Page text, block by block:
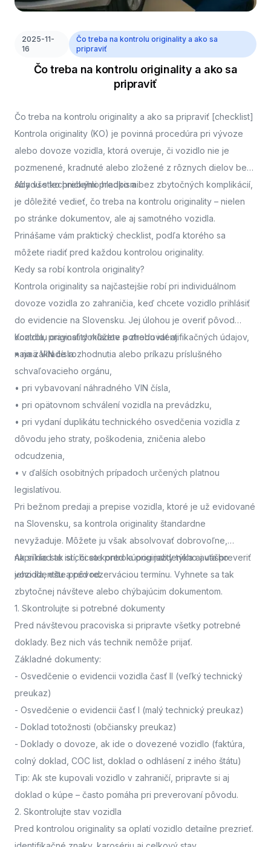
2025-11-
16
Čo treba na kontrolu originality a ako sa
pripraviť
Čo treba na kontrolu originality a ako sa
pripraviť
Čo treba na kontrolu originality a ako sa pripraviť [checklist]
Kontrola originality (KO) je povinná procedúra pri vývoze
alebo dovoze vozidla, ktorá overuje, či vozidlo nie je
pozmenené, kradnuté alebo zložené z rôznych dielov bez
súladu s technickými predpismi.
Aby všetko prebehlo hladko a bez zbytočných komplikácií,
je dôležité vedieť, čo treba na kontrolu originality – nielen
po stránke dokumentov, ale aj samotného vozidla.
Prinášame vám praktický checklist, podľa ktorého sa
môžete riadiť pred každou kontrolou originality.
Kedy sa robí kontrola originality?
Kontrola originality sa najčastejšie robí pri individuálnom
dovoze vozidla zo zahraničia, keď chcete vozidlo prihlásiť
do evidencie na Slovensku. Jej úlohou je overiť pôvod
vozidla, pravosť dokladov a zhodu identifikačných údajov,
najmä VIN čísla.
Kontrolu originality môžete potrebovať aj:
• na základe rozhodnutia alebo príkazu príslušného
schvaľovacieho orgánu,
• pri vybavovaní náhradného VIN čísla,
• pri opätovnom schválení vozidla na prevádzku,
• pri vydaní duplikátu technického osvedčenia vozidla z
dôvodu jeho straty, poškodenia, zničenia alebo
odcudzenia,
• v ďalších osobitných prípadoch určených platnou
legislatívou.
Pri bežnom predaji a prepise vozidla, ktoré je už evidované
na Slovensku, sa kontrola originality štandardne
nevyžaduje. Môžete ju však absolvovať dobrovoľne,
napríklad ak si chcete pred kúpou jazdeného auta preveriť
jeho identitu a pôvod.
Ak si nie ste istí, či sa kontrola originality týka aj vášho
vozidla,ešte pred rezerváciou termínu. Vyhnete sa tak
zbytočnej návšteve alebo chýbajúcim dokumentom.
1. Skontrolujte si potrebné dokumenty
Pred návštevou pracoviska si pripravte všetky potrebné
doklady. Bez nich vás technik nemôže prijať.
Základné dokumenty:
- Osvedčenie o evidencii vozidla časť II (veľký technický
preukaz)
- Osvedčenie o evidencii časť I (malý technický preukaz)
- Doklad totožnosti (občiansky preukaz)
- Doklady o dovoze, ak ide o dovezené vozidlo (faktúra,
colný doklad, COC list, doklad o odhlásení z iného štátu)
Tip: Ak ste kupovali vozidlo v zahraničí, pripravte si aj
doklad o kúpe – často pomáha pri preverovaní pôvodu.
2. Skontrolujte stav vozidla
Pred kontrolou originality sa oplatí vozidlo detailne prezrieť.